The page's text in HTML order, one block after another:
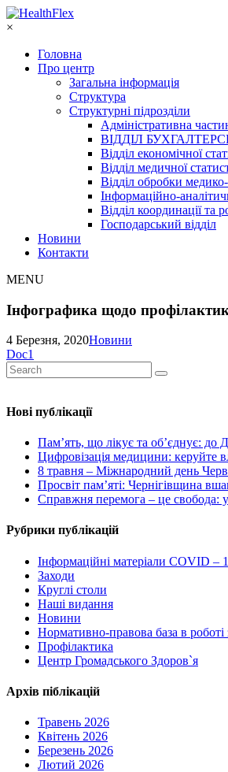
×
Головна
Про центр
Загальна інформація
Структура
Структурні підрозділи
Адміністративна
ВІДДІЛ
Відділ економічної
Відділ медичної
Відділ обробки
Інформаційно-
Відділ координації та
Господарський відділ
Новини
Контакти
MENU
Інфографика щодо
4 Березня, 2020Новини
Doc1
Нові публікації
Пам’ять, що лікує та об’єднує: до
Цифровізація медицини: керуйте
8 травня – Міжнародний день
Просвіт пам’яті: Чернігівщина
Справжня перемога – це свобода: у
Рубрики публікацій
Інформаційні матеріали COVID –
Заходи
Круглі столи
Наші видання
Новини
Нормативно-правова база в
Профілактика
Центр Громадського Здоров`я
Архів піблікацій
Травень 2026
Квітень 2026
Березень 2026
Лютий 2026